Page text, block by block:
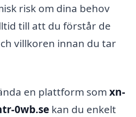
risk om dina behov
till att du förstår de
villkoren innan du tar
en plattform som xn-
0wb.se kan du enkelt